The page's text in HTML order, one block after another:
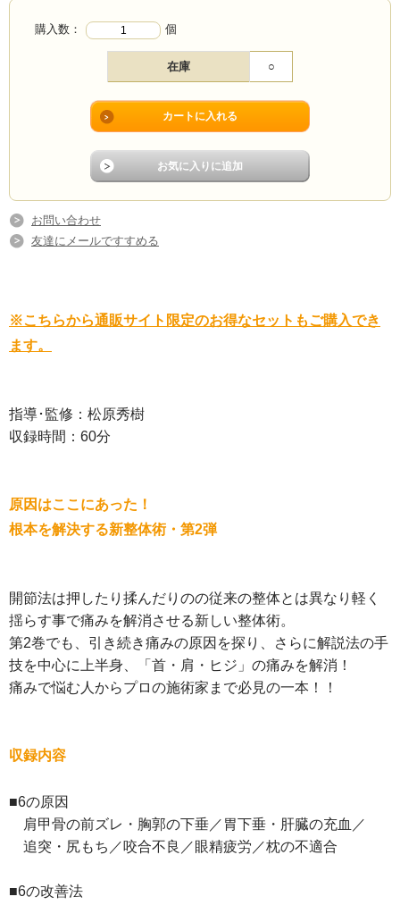
購入数： 個
在庫 ○
お問い合わせ
友達にメールですすめる
※こちらから通販サイト限定のお得なセットもご購入でき
ます。
指導･監修：松原秀樹
収録時間：60分
原因はここにあった！
根本を解決する新整体術・第2弾
開節法は押したり揉んだりのの従来の整体とは異なり軽く
揺らす事で痛みを解消させる新しい整体術。
第2巻でも、引き続き痛みの原因を探り、さらに解説法の手
技を中心に上半身、「首・肩・ヒジ」の痛みを解消！
痛みで悩む人からプロの施術家まで必見の一本！！
収録内容
■6の原因
肩甲骨の前ズレ・胸郭の下垂／胃下垂・肝臓の充血／
追突・尻もち／咬合不良／眼精疲労／枕の不適合
■6の改善法